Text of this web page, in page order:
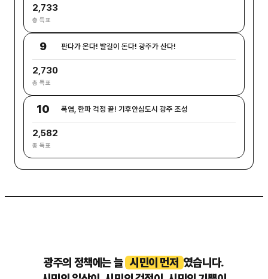
2,733
총 득표
9 판다가 온다! 발길이 돈다! 광주가 산다!
2,730
총 득표
10 폭염, 한파 걱정 끝! 기후안심도시 광주 조성
2,582
총 득표
광주의 정책에는 늘 시민이 먼저 였습니다.